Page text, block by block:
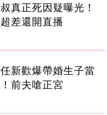
真正死因疑曝光！
差還開直播
新歡爆帶婚生子當
前夫嗆正宮